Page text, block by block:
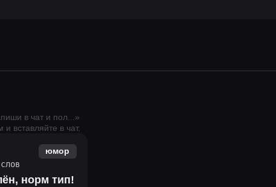
в чат и пол
»
вставляйте в чат.
юмор
норм тип!